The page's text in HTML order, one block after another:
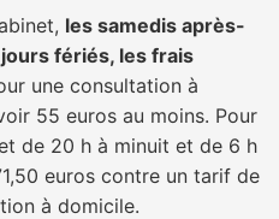
les samedis après-
fériés, les frais
une consultation à
55 euros au moins. Pour
de 20 h à minuit et de 6 h
euros contre un tarif de
à domicile.